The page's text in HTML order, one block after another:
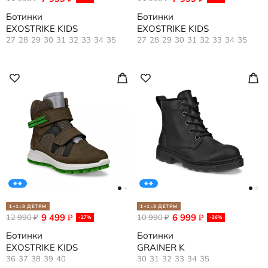
Ботинки
EXOSTRIKE KIDS
27 28 29 30 31 32 33 34 35
Ботинки
EXOSTRIKE KIDS
27 28 29 30 31 32 33 34 35
1+1=3 ДЕТЯМ
9 499 ₽ -27%
12 990₽
Ботинки
EXOSTRIKE KIDS
36 37 38 39 40
1+1=3 ДЕТЯМ
6 999 ₽ -36%
10 990₽
Ботинки
GRAINER K
30 31 32 33 34 35